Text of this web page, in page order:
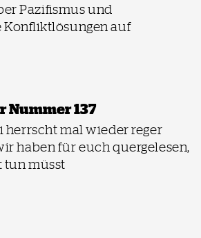
Pazifismus und
auf
Nummer 137
herrscht mal wieder reger
haben für euch quergelesen,
tun müsst